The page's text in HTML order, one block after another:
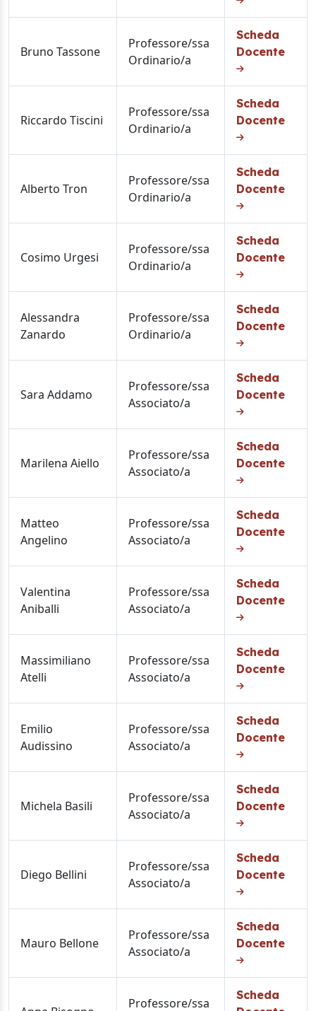
Bruno Tassone
Professore/ssa
Ordinario/a
Scheda
Docente
Riccardo Tiscini
Professore/ssa
Ordinario/a
Scheda
Docente
Alberto Tron
Professore/ssa
Ordinario/a
Scheda
Docente
Cosimo Urgesi
Professore/ssa
Ordinario/a
Scheda
Docente
Alessandra
Zanardo
Professore/ssa
Ordinario/a
Scheda
Docente
Sara Addamo
Professore/ssa
Associato/a
Scheda
Docente
Marilena Aiello
Professore/ssa
Associato/a
Scheda
Docente
Matteo
Angelino
Professore/ssa
Associato/a
Scheda
Docente
Valentina
Aniballi
Professore/ssa
Associato/a
Scheda
Docente
Massimiliano
Atelli
Professore/ssa
Associato/a
Scheda
Docente
Emilio
Audissino
Professore/ssa
Associato/a
Scheda
Docente
Michela Basili
Professore/ssa
Associato/a
Scheda
Docente
Diego Bellini
Professore/ssa
Associato/a
Scheda
Docente
Mauro Bellone
Professore/ssa
Associato/a
Scheda
Docente
Professore/ssa
Scheda